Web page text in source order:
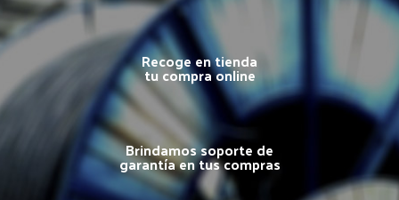
Recoge en tienda
tu compra online
Brindamos soporte de
garantía en tus compras